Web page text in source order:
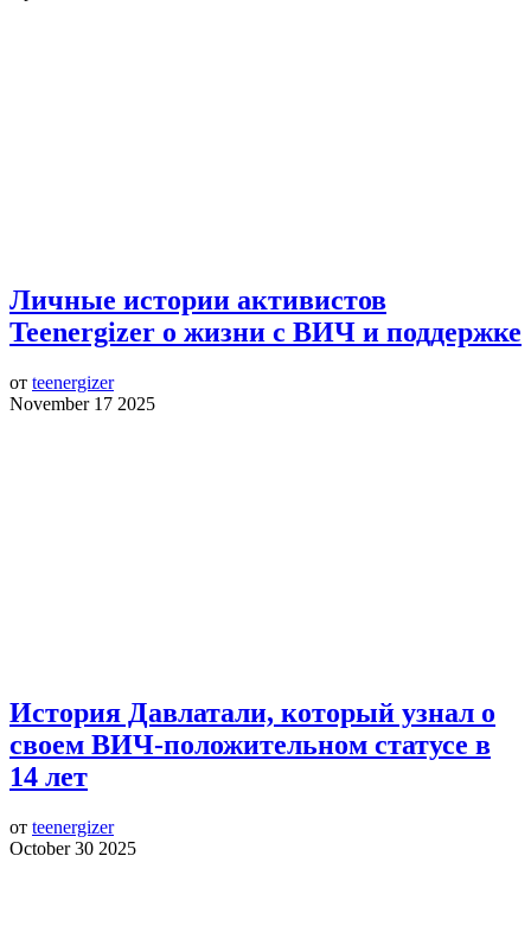
Личные истории активистов
Teenergizer о жизни с ВИЧ и поддержке
от teenergizer
November 17 2025
История Давлатали, который узнал о
своем ВИЧ-положительном статусе в
14 лет
от teenergizer
October 30 2025